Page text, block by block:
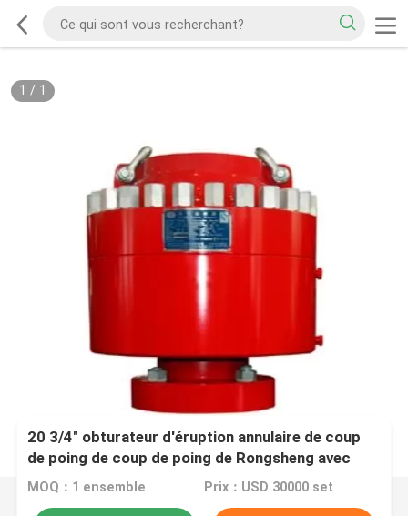
1 / 1
20 3/4" obturateur d'éruption annulaire de coup
de poing de coup de poing de Rongsheng avec
annulaire
MOQ：1 ensemble Prix：USD 30000 set